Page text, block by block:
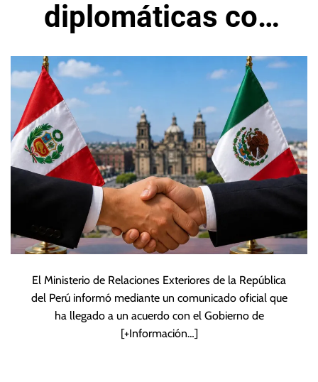
diplomáticas con
México
El Ministerio de Relaciones Exteriores de la República
del Perú informó mediante un comunicado oficial que
ha llegado a un acuerdo con el Gobierno de
[+Información…]